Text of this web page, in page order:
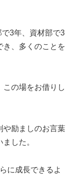
3年、資材部で3
き、多くのことを
この場をお借りし
や励ましのお言葉
した。
に成長できるよ